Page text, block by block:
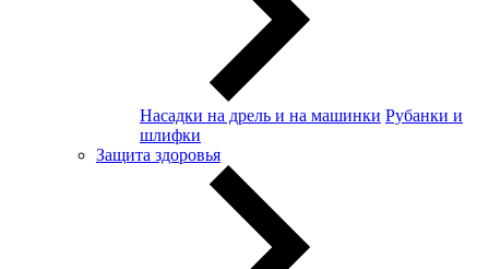
Насадки на дрель и на машинки Рубанки и
шлифки
Защита здоровья